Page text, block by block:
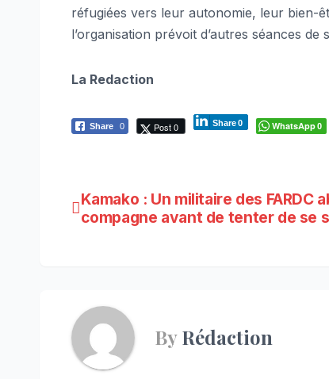
réfugiées vers leur autonomie, leur bien-
l’organisation prévoit d’autres séances
La Redaction
Share 0 Post 0 Share0 WhatsApp0
Navigation
Kamako : Un militaire des FARDC
compagne avant de tenter de se
ByRédaction